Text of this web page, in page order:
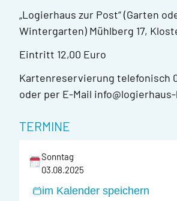
„Logierhaus zur Post“ (Garten
Wintergarten) Mühlberg 17,
Eintritt 12,00 Euro
Kartenreservierung telefonisch
oder per E-Mail
TERMINE
Sonntag
03.08.2025
im Kalender speichern